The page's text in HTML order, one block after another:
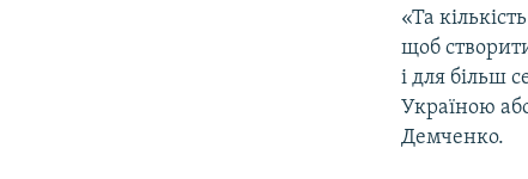
«Та кількість
щоб
і для більш
Україною
Демченко.